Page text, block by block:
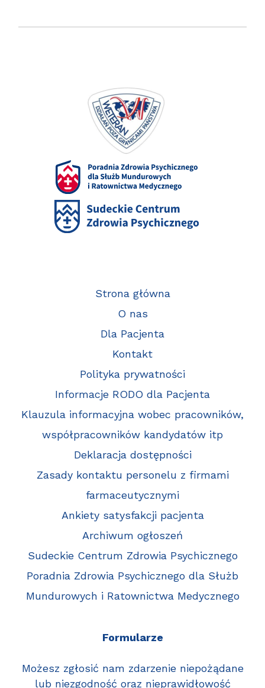
Strona główna
O nas
Dla Pacjenta
Kontakt
Polityka prywatności
Informacje RODO dla Pacjenta
Klauzula informacyjna wobec pracowników,
współpracowników kandydatów itp
Deklaracja dostępności
Zasady kontaktu personelu z firmami
farmaceutycznymi
Ankiety satysfakcji pacjenta
Archiwum ogłoszeń
Sudeckie Centrum Zdrowia Psychicznego
Poradnia Zdrowia Psychicznego dla Służb
Mundurowych i Ratownictwa Medycznego
Formularze
Możesz zgłosić nam zdarzenie niepożądane
lub niezgodność oraz nieprawidłowość